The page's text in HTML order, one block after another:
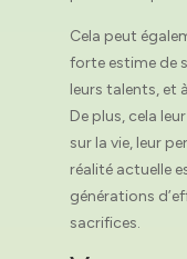
Cela peut
forte estime de
leurs talents, et
De plus, cela
sur la vie, leur
réalité actuelle
générations
sacrifices.